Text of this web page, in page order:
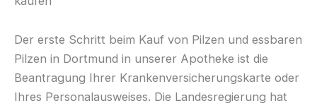
Der erste Schritt beim Kauf von Pilzen und essbaren
Pilzen in Dortmund in unserer Apotheke ist die
Beantragung Ihrer Krankenversicherungskarte oder
Ihres Personalausweises. Die Landesregierung hat